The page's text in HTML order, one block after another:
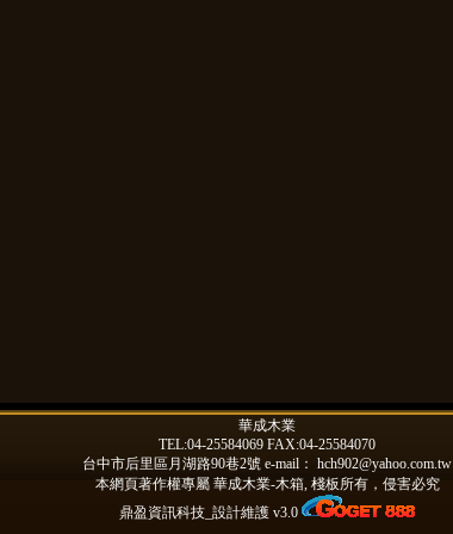
華成木業
TEL:04-25584069 FAX:04-25584070
台中市后里區月湖路90巷2號 e-mail： hch902@yahoo.com.tw
本網頁著作權專屬華成木業-木箱, 棧板所有，侵害必究
鼎盈資訊科技_設計維護 v3.0